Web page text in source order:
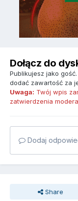
Dołącz do
Publikujesz jako
dodać zawartość za
Uwaga: Twój wpis
zatwierdzenia
Dodaj
Share